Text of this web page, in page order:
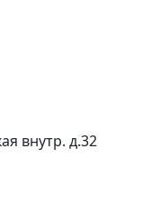
внутр. д.32